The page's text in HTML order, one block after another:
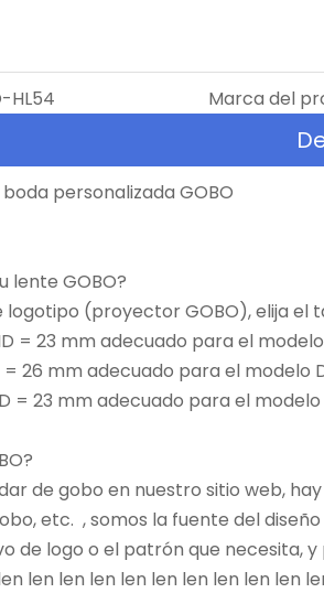
HL54 Marca del
personalizada GOBO
lente GOBO?
(proyector GOBO), elija
= 23 mm adecuado para el
= 26 mm adecuado para el modelo
= 23 mm adecuado para el
de gobo en nuestro sitio web,
etc. , somos la fuente del
de logo o el patrón que necesita,
len len len len len len len len len